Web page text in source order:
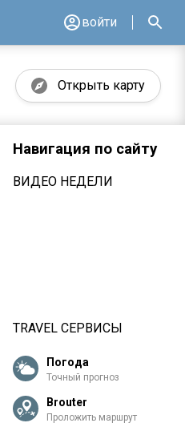
войти
Открыть карту
Навигация по сайту
ВИДЕО НЕДЕЛИ
TRAVEL СЕРВИСЫ
Погода
Точный прогноз
Brouter
Проложить маршрут